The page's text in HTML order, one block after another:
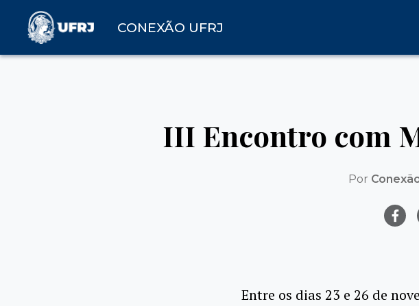
CONEXÃO UFRJ
III Encontro com
Por
Entre os dias 23 e 26 de